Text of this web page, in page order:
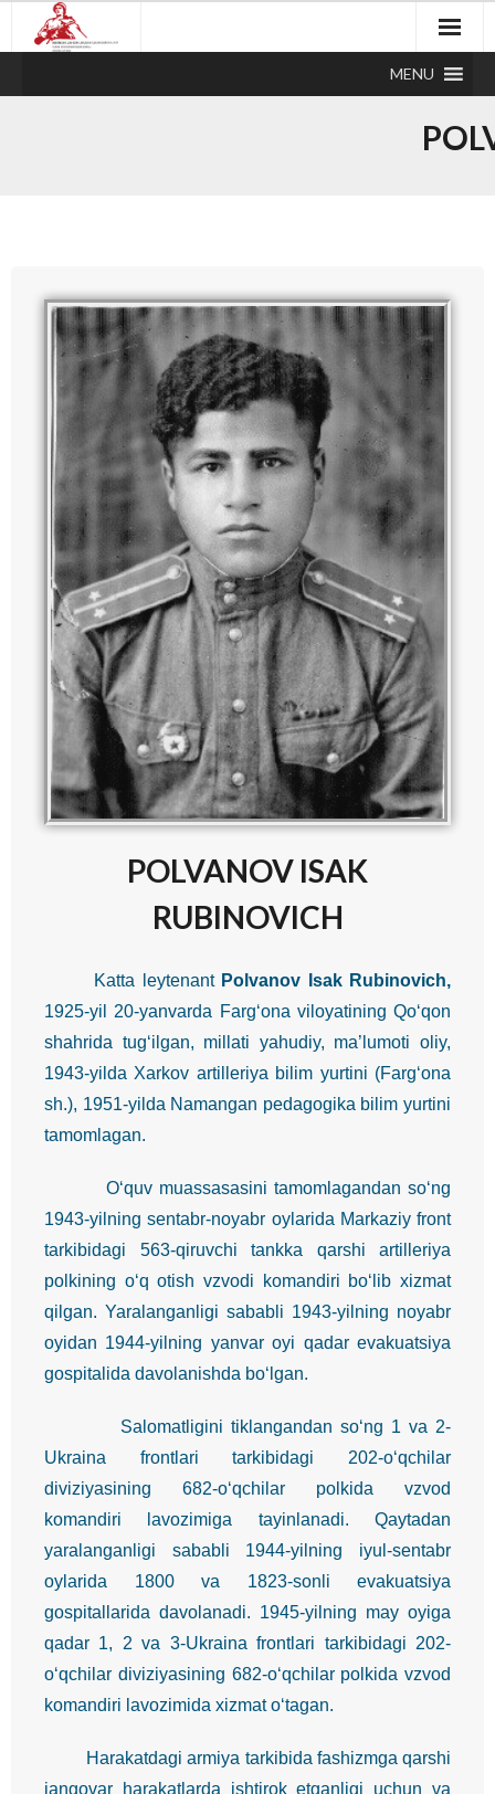
MENU
POLVANOV ISAK
RUBINOVICH
Katta leytenant Polvanov Isak Rubinovich,
1925-yil 20-yanvarda Farg‘ona viloyatining Qo‘qon
shahrida tug‘ilgan, millati yahudiy, ma’lumoti oliy,
1943-yilda Xarkov artilleriya bilim yurtini (Farg‘ona
sh.), 1951-yilda Namangan pedagogika bilim yurtini
tamomlagan.
O‘quv muassasasini tamomlagandan so‘ng
1943-yilning sentabr-noyabr oylarida Markaziy front
tarkibidagi 563-qiruvchi tankka qarshi artilleriya
polkining o‘q otish vzvodi komandiri bo‘lib xizmat
qilgan. Yaralanganligi sababli 1943-yilning noyabr
oyidan 1944-yilning yanvar oyi qadar evakuatsiya
gospitalida davolanishda bo‘lgan.
Salomatligini tiklangandan so‘ng 1 va 2-
Ukraina frontlari tarkibidagi 202-o‘qchilar
diviziyasining 682-o‘qchilar polkida vzvod
komandiri lavozimiga tayinlanadi. Qaytadan
yaralanganligi sababli 1944-yilning iyul-sentabr
oylarida 1800 va 1823-sonli evakuatsiya
gospitallarida davolanadi. 1945-yilning may oyiga
qadar 1, 2 va 3-Ukraina frontlari tarkibidagi 202-
o‘qchilar diviziyasining 682-o‘qchilar polkida vzvod
komandiri lavozimida xizmat o‘tagan.
Harakatdagi armiya tarkibida fashizmga qarshi
jangovar harakatlarda ishtirok etganligi uchun va